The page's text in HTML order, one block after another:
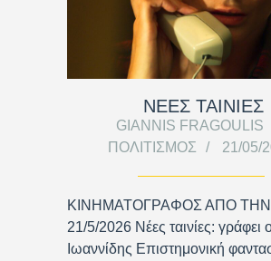
ΝΕΕΣ ΤΑΙΝΙΕΣ
GIANNIS FRAGOULIS
ΠΟΛΙΤΙΣΜΌΣ
21/05/
ΚΙΝΗΜΑΤΟΓΡΑΦΟΣ ΑΠΟ
21/5/2026 Νέες ταινίες: γράφει
Ιωαννίδης Επιστημονική